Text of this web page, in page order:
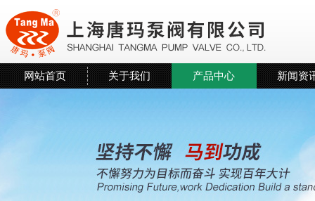
网站首页 关于我们 产品中心 新闻资